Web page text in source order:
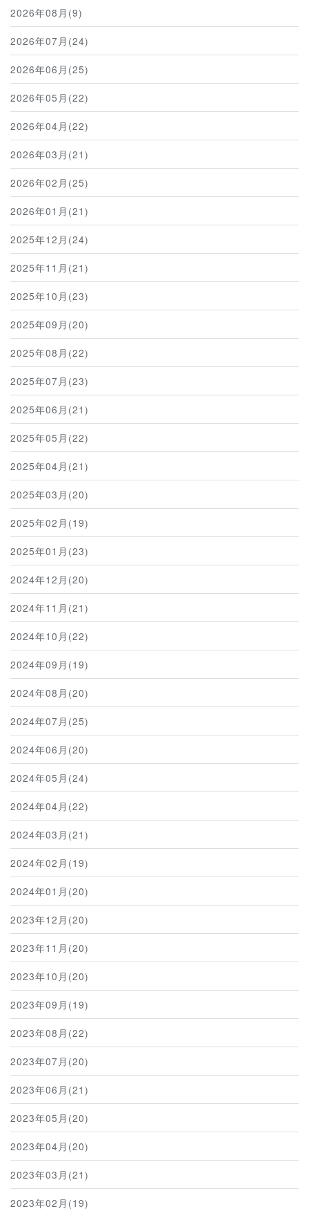
2026年08月(9)
2026年07月(24)
2026年06月(25)
2026年05月(22)
2026年04月(22)
2026年03月(21)
2026年02月(25)
2026年01月(21)
2025年12月(24)
2025年11月(21)
2025年10月(23)
2025年09月(20)
2025年08月(22)
2025年07月(23)
2025年06月(21)
2025年05月(22)
2025年04月(21)
2025年03月(20)
2025年02月(19)
2025年01月(23)
2024年12月(20)
2024年11月(21)
2024年10月(22)
2024年09月(19)
2024年08月(20)
2024年07月(25)
2024年06月(20)
2024年05月(24)
2024年04月(22)
2024年03月(21)
2024年02月(19)
2024年01月(20)
2023年12月(20)
2023年11月(20)
2023年10月(20)
2023年09月(19)
2023年08月(22)
2023年07月(20)
2023年06月(21)
2023年05月(20)
2023年04月(20)
2023年03月(21)
2023年02月(19)